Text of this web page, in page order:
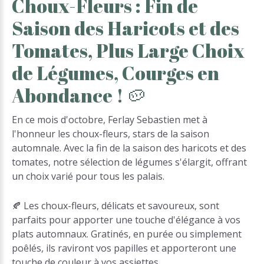
Choux-Fleurs: Finde
SaisondesHaricotsetdes
Tomates,PlusLargeChoix
deLégumes,Courgesen
Abondance ! 🥔
En ce mois d'octobre, Ferlay Sebastien met à
l'honneur les choux-fleurs, stars de la saison
automnale. Avec la fin de la saison des haricots et des
tomates, notre sélection de légumes s'élargit, offrant
un choix varié pour tous les palais.
🍂 Les choux-fleurs, délicats et savoureux, sont
parfaits pour apporter une touche d'élégance à vos
plats automnaux. Gratinés, en purée ou simplement
poêlés, ils raviront vos papilles et apporteront une